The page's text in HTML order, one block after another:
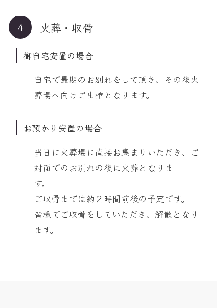
火葬・収骨
御自宅安置の場合
自宅で最期のお別れをして頂き、その後火
葬場へ向けご出棺となります。
お預かり安置の場合
当日に火葬場に直接お集まりいただき、ご
対面でのお別れの後に火葬となりま
す。
ご収骨までは約２時間前後の予定です。
皆様でご収骨をしていただき、解散となり
ます。